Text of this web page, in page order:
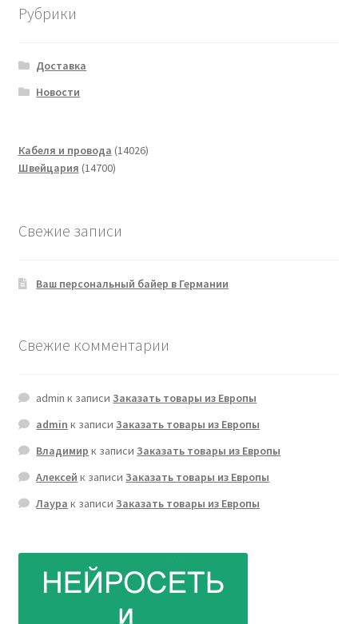
Рубрики
Доставка
Новости
Кабеля и провода 1402614026
Швейцария 1470014700
Свежие записи
Ваш персональный байер в Германии
Свежие комментарии
admin к записиЗаказать товары из Европы
admin к записиЗаказать товары из Европы
Владимир к записиЗаказать товары из Европы
Алексей к записиЗаказать товары из Европы
Лаура к записиЗаказать товары из Европы